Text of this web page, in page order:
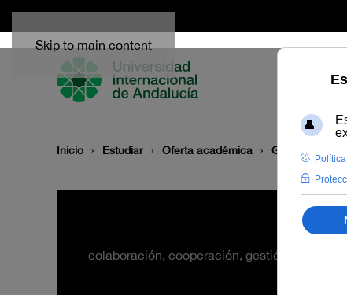
Skip to main content
Inicio Estudiar Oferta académica Grabación del
colaboración, cooperación, gestión de